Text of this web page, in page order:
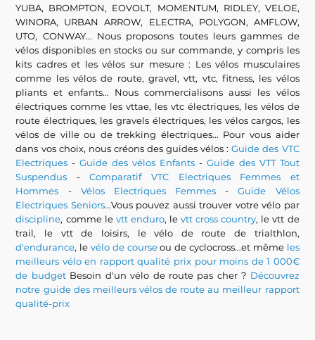
YUBA, BROMPTON, EOVOLT, MOMENTUM, RIDLEY, VELOE,
WINORA, URBAN ARROW, ELECTRA, POLYGON, AMFLOW,
UTO, CONWAY... Nous proposons toutes leurs gammes de
vélos disponibles en stocks ou sur commande, y compris les
kits cadres et les vélos sur mesure : Les vélos musculaires
comme les vélos de route, gravel, vtt, vtc, fitness, les vélos
pliants et enfants... Nous commercialisons aussi les vélos
électriques comme les vttae, les vtc électriques, les vélos de
route électriques, les gravels électriques, les vélos cargos, les
vélos de ville ou de trekking électriques... Pour vous aider
dans vos choix, nous créons des guides vélos :Guide des VTC
Electriques -Guide des vélos Enfants - Guide des VTT Tout
Suspendus -Comparatif VTC Electriques Femmes et
Hommes - Vélos Electriques Femmes -Guide Vélos
Electriques Seniors...Vous pouvez aussi trouver votre vélo par
discipline, comme le vtt enduro, levtt cross country, le vtt de
trail, le vtt de loisirs, le vélo de route de trialthlon,
d'endurance, levélo de courseou de cyclocross...et même les
meilleurs vélo en rapport qualité prix pour moins de 1 000€
de budgetBesoin d'un vélo de route pas cher ? Découvrez
notre guide des meilleurs vélos de route au meilleur rapport
qualité-prix